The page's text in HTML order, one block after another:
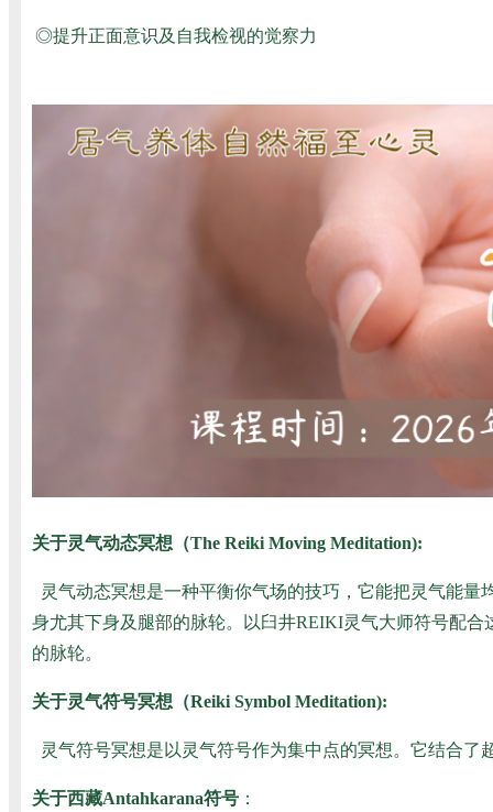
◎提升正面意识及自我检视的觉察力
关于灵气动态冥想（The Reiki Moving Meditation):
灵气动态冥想是一种平衡你气场的技巧，它能把灵气能
身尤其下身及腿部的脉轮。以臼井REIKI灵气大师符号配
的脉轮。
关于灵气符号冥想（Reiki Symbol Meditation):
灵气符号冥想是以灵气符号作为集中点的冥想。它结合
关于西藏Antahkarana符号 ：